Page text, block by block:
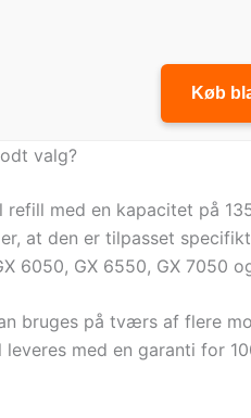
Køb
valg?
med en kapacitet på
at den er tilpasset
6050, GX 6550, GX 7050
bruges på tværs af flere
med en garanti for